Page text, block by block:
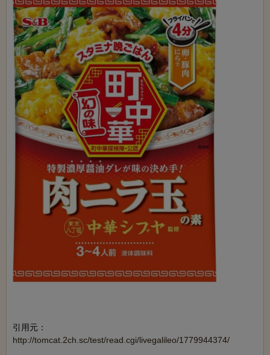
引用元：
http://tomcat.2ch.sc/test/read.cgi/livegalileo/1779944374/